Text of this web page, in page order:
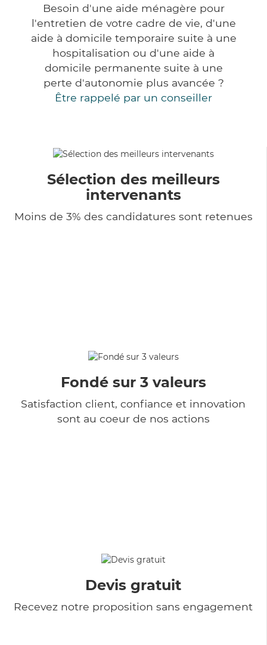
Besoin d'une aide ménagère pour
l'entretien de votre cadre de vie, d'une
aide à domicile temporaire suite à une
hospitalisation ou d'une aide à
domicile permanente suite à une
perte d'autonomie plus avancée ?
Être rappelé par un conseiller
Sélection des meilleurs
intervenants
Moins de 3% des candidatures sont retenues
Fondé sur 3 valeurs
Satisfaction client, confiance et innovation
sont au coeur de nos actions
Devis gratuit
Recevez notre proposition sans engagement